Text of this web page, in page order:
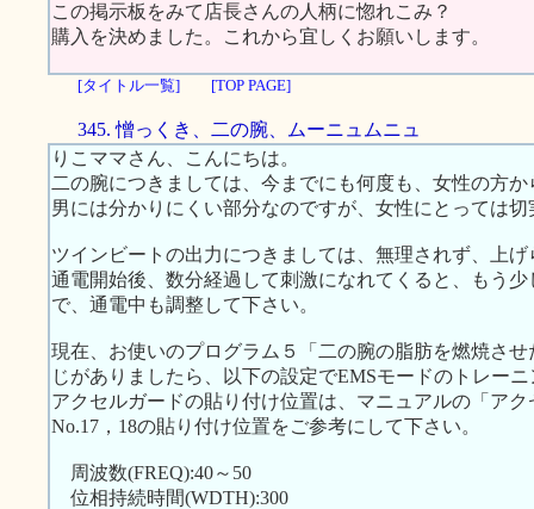
この掲示板をみて店長さんの人柄に惚れこみ？
購入を決めました。これから宜しくお願いします。
[タイトル一覧] [TOP PAGE]
345. 憎っくき、二の腕、ムーニュムニュ
りこママさん、こんにちは。
二の腕につきましては、今までにも何度も、女性の方
男には分かりにくい部分なのですが、女性にとっては
ツインビートの出力につきましては、無理されず、上
通電開始後、数分経過して刺激になれてくると、もう
で、通電中も調整して下さい。
現在、お使いのプログラム５「二の腕の脂肪を燃焼さ
じがありましたら、以下の設定でEMSモードのトレー
アクセルガードの貼り付け位置は、マニュアルの「ア
No.17，18の貼り付け位置をご参考にして下さい。
周波数(FREQ):40～50
位相持続時間(WDTH):300